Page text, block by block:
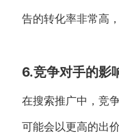
告的转化率非常高
6.竞争对手的影
在搜索推广中，竞
可能会以更高的出